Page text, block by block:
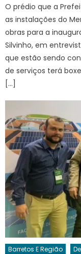
O prédio que a
as instalações do
obras para a
Silvinho, em
que estão sendo
de serviços terá
[…]
Barretos E Região